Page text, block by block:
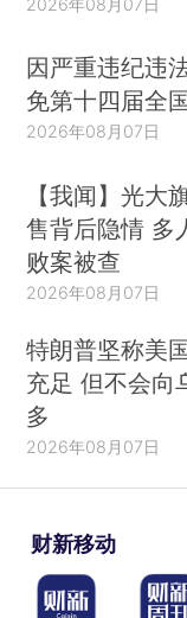
因严重违纪违
免第十四届全
2026年08月07日
【我闻】光大
售背后隐情 多
败案被查
2026年08月07日
特朗普坚称美
充足 但不会向
多
2026年08月07日
财新移动